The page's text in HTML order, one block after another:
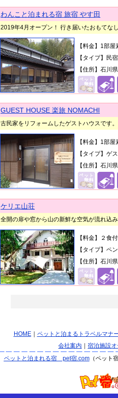
わんこと泊まれる宿 旅宿 やす田
2019年4月オープン！ 行き届いたおもてな
【料金】1部
【タイプ】民宿
【住所】石川
GUEST HOUSE 楽旅 NOMACHI
古民家をリフォームしたゲストハウスです
【料金】1部
【タイプ】ゲ
【住所】石川
ケリエ山荘
全開の扉や窓から山の新鮮な空気が流れ込
【料金】２食
【タイプ】ペ
【住所】石川
HOME｜ ペットと泊まるトラベルマナ
会社案内
宿泊施設
ペットと泊まれる宿 pet宿.com（ペット